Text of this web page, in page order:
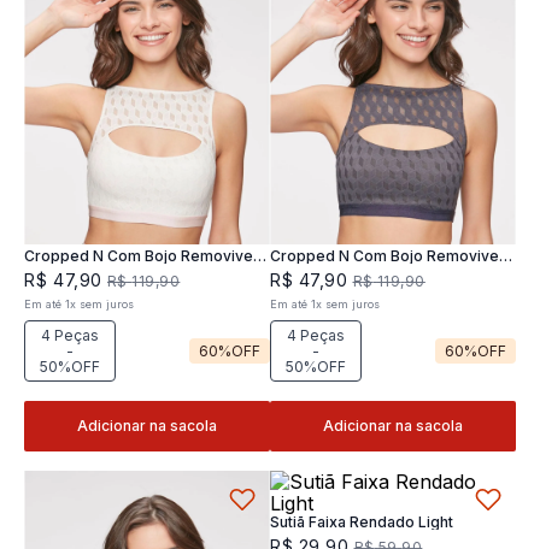
Cropped N Com Bojo Removivel
Joy
R$ 47, 90 R$ 119,90
Em até1x sem juros
4 Peças
-
50%OFF
60%OFF
Adicionar na sacola
Cropped N Com Bojo Removivel
Joy
R$ 47,90 R$ 119,90
Em até 1x sem juros
4 Peças
-
50%OFF
60%OFF
Adicionar na sacola
Sutiã Faixa Rendado Light